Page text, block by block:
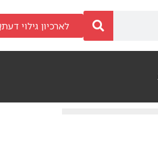
לארכיון גילוי דעת